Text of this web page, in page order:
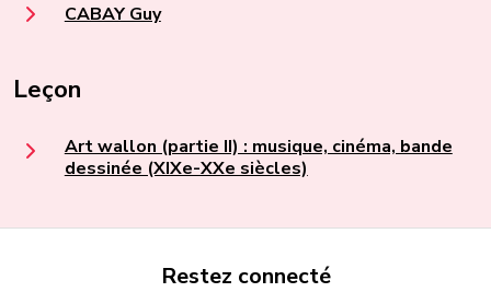
CABAY Guy
Leçon
Art wallon (partie II) : musique, cinéma, bande
dessinée (XIXe-XXe siècles)
Restez connecté